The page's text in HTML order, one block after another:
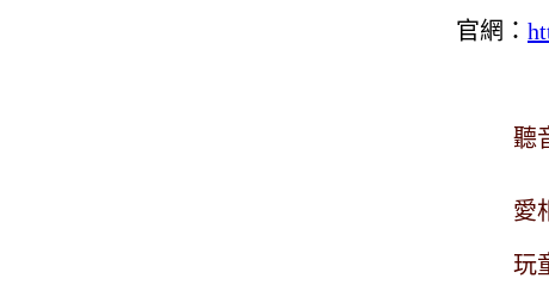
官網：
聽
愛
玩